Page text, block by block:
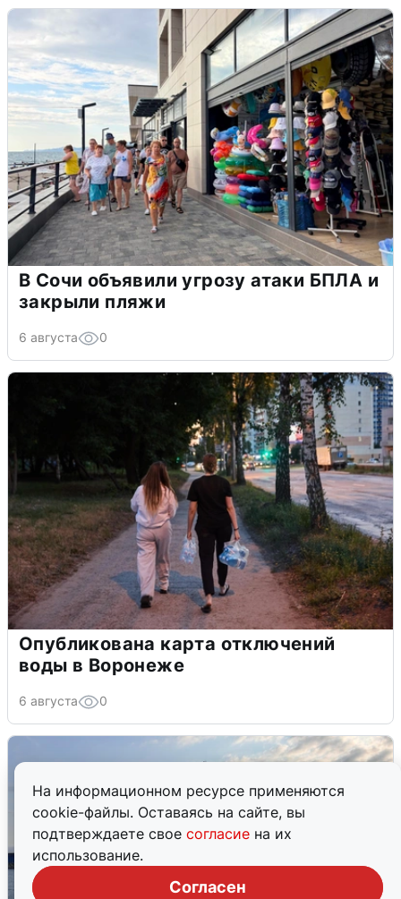
На информационном ресурсе применяются
cookie-файлы. Оставаясь на сайте, вы
подтверждаете свое согласие на их
использование.
Согласен
В Сочи объявили угрозу атаки БПЛА и
закрыли пляжи
6 августа 0
Опубликована карта отключений
воды в Воронеже
6 августа 0